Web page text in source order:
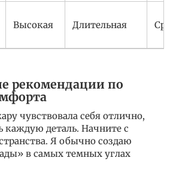
Высокая Длительная
рекомендации по
чувствовала себя отлично,
каждую деталь. Начните с
Я обычно создаю
в самых темных углах